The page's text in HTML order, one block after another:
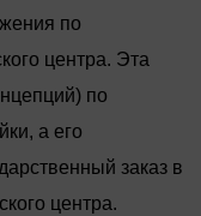
по
центра. Эта
по
а его
заказ в
центра.